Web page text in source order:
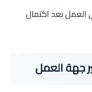
العمل بعد اكتمال
جهة العمل